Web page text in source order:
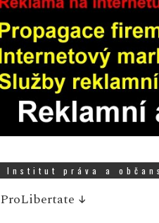
Institut práva a
ProLibertate ↓